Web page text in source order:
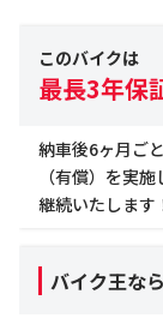
このバイクは
最長3年保
納車後6ヶ月ご
（有償）を実
継続いたします
バイク王な